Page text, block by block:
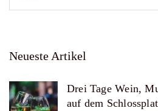
Neueste Artikel
Drei Tage Wein,
auf dem